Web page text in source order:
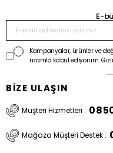
E-
Kampanyalar, ürünler ve
rızamla kabul ediyorum.
BİZE ULAŞIN
Müşteri Hizmetleri :
Mağaza Müşteri Destek :